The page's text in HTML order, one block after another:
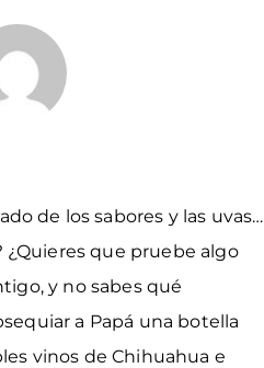
de los sabores y las uvas…
¿Quieres que pruebe algo
y no sabes qué
a Papá una botella
vinos de Chihuahua e